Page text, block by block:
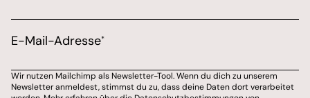
E-Mail-Adresse*
Du kannst dich jederzeit von meinem Newsletter
Wir nutzen Mailchimp als Newsletter-Tool. Wenn du dich zu unserem
Newsletter anmeldest, stimmst du zu, dass deine Daten dort verarbeitet